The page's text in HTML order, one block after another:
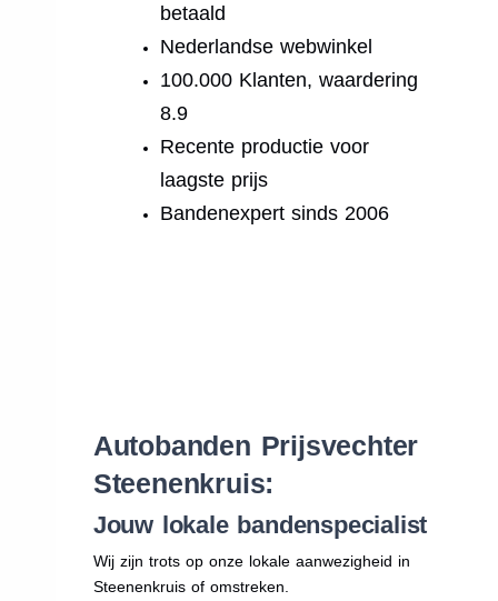
betaald
Nederlandse webwinkel
100.000 Klanten, waardering
8.9
Recente productie voor
laagste prijs
Bandenexpert sinds 2006
Autobanden Prijsvechter
Steenenkruis:
Jouw lokale bandenspecialist
Wij zijn trots op onze lokale aanwezigheid in
Steenenkruis of omstreken.